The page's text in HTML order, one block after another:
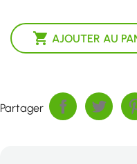
 AJOUTER AU
Partager